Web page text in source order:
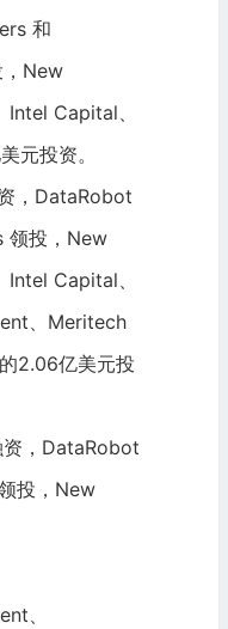
和
New
Intel Capital
元投资。
，DataRobot
领投，New
Capital、
、Meritech
2.06亿美元投
资，DataRobot
投，New